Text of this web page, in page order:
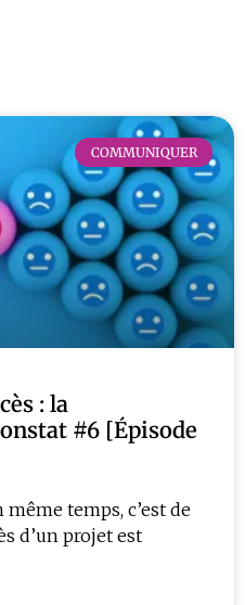
COMMUNIQUER
: la
#6 [Épisode
même temps, c’est de
d’un projet est